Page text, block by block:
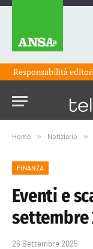
Responsabilità
Home » Notiziario »
FINANZA
Eventi e
settembre
26 Settembre 2025